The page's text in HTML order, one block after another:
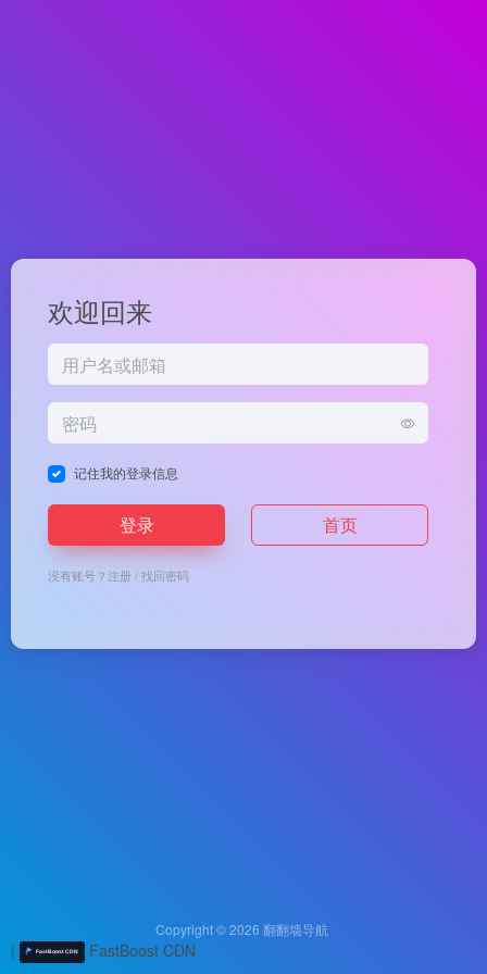
欢迎回来
记住我的登录信息
登录 首页
没有账号？注册/找回密码
Copyright © 2026 翻翻墙导航
| FastBoost CDN